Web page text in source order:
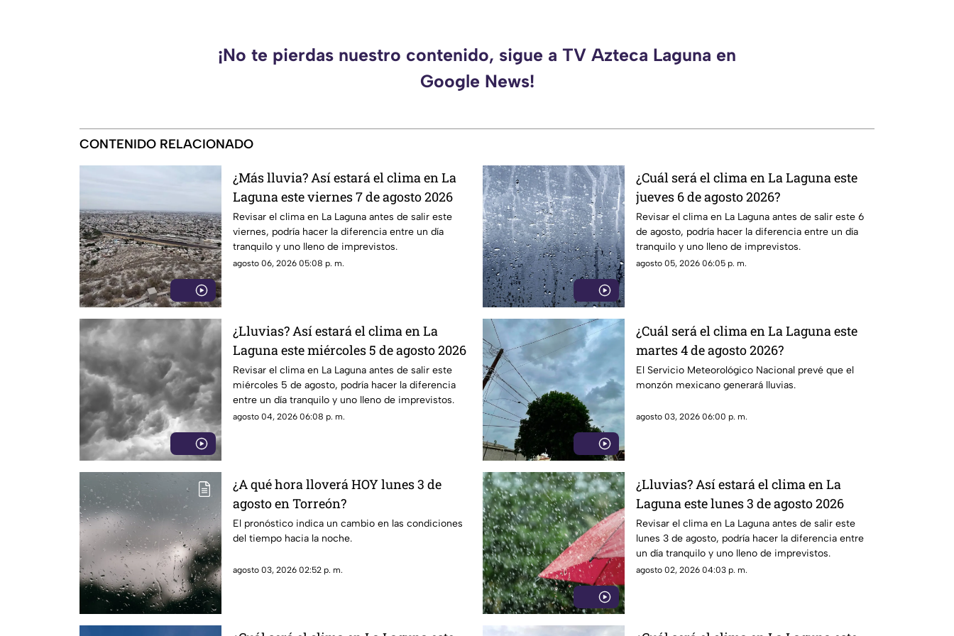
¡No te pierdas nuestro contenido, sigue a TV Azteca Laguna en
Google News!
CONTENIDO RELACIONADO
¿Más lluvia? Así estará el clima en La
Laguna este viernes 7 de agosto 2026
Revisar el clima en La Laguna antes de salir este
viernes, podría hacer la diferencia entre un día
tranquilo y uno lleno de imprevistos.
agosto 06, 2026 05:08 p. m.
¿Cuál será el clima en La Laguna este
jueves 6 de agosto 2026?
Revisar el clima en La Laguna antes de salir este 6
de agosto, podría hacer la diferencia entre un día
tranquilo y uno lleno de imprevistos.
agosto 05, 2026 06:05 p. m.
¿Lluvias? Así estará el clima en La
Laguna este miércoles 5 de agosto 2026
Revisar el clima en La Laguna antes de salir este
miércoles 5 de agosto, podría hacer la diferencia
entre un día tranquilo y uno lleno de imprevistos.
agosto 04, 2026 06:08 p. m.
¿Cuál será el clima en La Laguna este
martes 4 de agosto 2026?
El Servicio Meteorológico Nacional prevé que el
monzón mexicano generará lluvias.
agosto 03, 2026 06:00 p. m.
¿A qué hora lloverá HOY lunes 3 de
agosto en Torreón?
El pronóstico indica un cambio en las condiciones
del tiempo hacia la noche.
agosto 03, 2026 02:52 p. m.
¿Lluvias? Así estará el clima en La
Laguna este lunes 3 de agosto 2026
Revisar el clima en La Laguna antes de salir este
lunes 3 de agosto, podría hacer la diferencia entre
un día tranquilo y uno lleno de imprevistos.
agosto 02, 2026 04:03 p. m.